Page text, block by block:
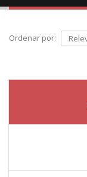
Ordenar por: